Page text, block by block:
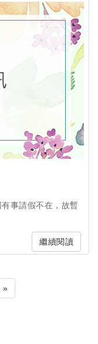
事請假不在，故暫
繼續閱讀
»